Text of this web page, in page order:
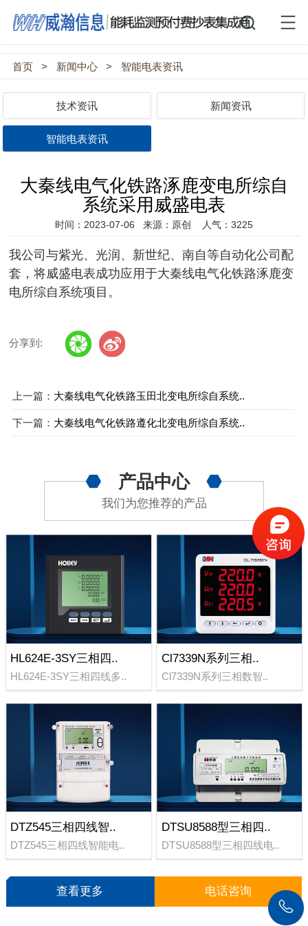
首页 > 新闻中心 > 智能电表资讯
技术资讯 新闻资讯
智能电表资讯
大秦线电气化铁路涿鹿变电所综自
系统采用威盛电表
时间：2023-07-06 来源：原创 人气：3225
我公司与紫光、光润、新世纪、南自等自动化公司配
套，将威盛电表成功应用于大秦线电气化铁路涿鹿变
电所综自系统项目 。
分享到:
上一篇： 大秦线电气化铁路玉田北变电所综自系统..
下一篇： 大秦线电气化铁路遵化北变电所综自系统..
产品中心
我们为您推荐的产品
HL624E-3SY三相四..
HL624E-3SY三相四线多..
Cl7339N系列三相..
Cl7339N系列三相数智..
DTZ545三相四线智..
DTZ545三相四线智能电..
DTSU8588型三相四..
DTSU8588型三相四线电..
查看更多 电话咨询